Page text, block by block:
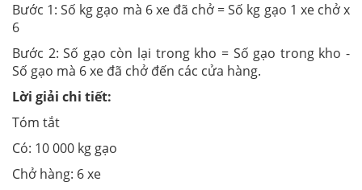
Bước 1: Số kg gạo mà 6 xe đã chở = Số kg gạo 1 xe chở x
6
Bước 2: Số gạo còn lại trong kho = Số gạo trong kho -
Số gạo mà 6 xe đã chở đến các cửa hàng.
Lời giải chi tiết:
Tóm tắt
Có: 10 000 kg gạo
Chở hàng: 6 xe